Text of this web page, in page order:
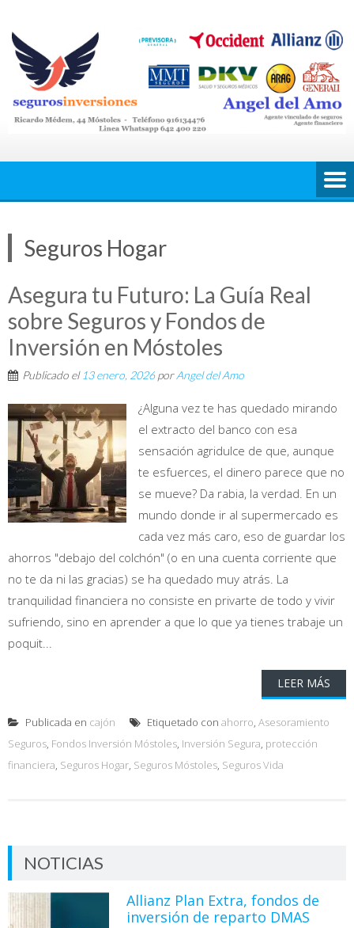
contenido
Seguros Hogar
Asegura tu Futuro: La Guía Real
sobre Seguros y Fondos de
Inversión en Móstoles
Publicado el 13 enero, 2026porAngel del Amo
¿Alguna vez te has quedado mirando
el extracto del banco con esa
sensación agridulce de que, aunque
te esfuerces, el dinero parece que no
se mueve? Da rabia, la verdad. En un
mundo donde ir al supermercado es
cada vez más caro, eso de guardar los
ahorros "debajo del colchón" (o en una cuenta corriente que
no te da ni las gracias) se ha quedado muy atrás. La
tranquilidad financiera no consiste en privarte de todo y vivir
sufriendo, sino en aprender a que lo que ya tienes trabaje un
poquit...
LEER MÁS
Publicada en cajón Etiquetado con ahorro, Asesoramiento
Seguros, Fondos Inversión Móstoles, Inversión Segura, protección
financiera, Seguros Hogar, Seguros Móstoles, Seguros Vida
NOTICIAS
Allianz Plan Extra, fondos de
inversión de reparto DMAS